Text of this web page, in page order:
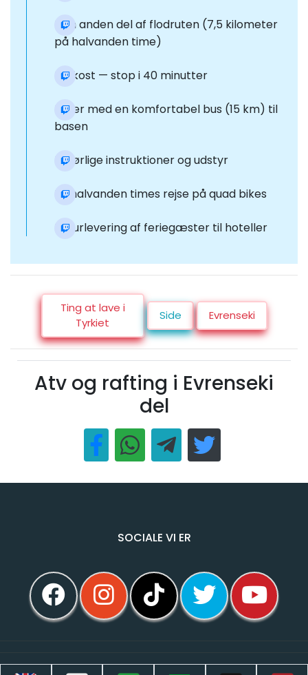
Den anden del af flodruten (7,5 kilometer
på halvanden time)
Frokost — stop i 40 minutter
Kører med en komfortabel bus (15 km) til
basen
Udførlige instruktioner og udstyr
En halvanden times rejse på quad bikes
Returlevering af feriegæster til hoteller
Ting at lave i
Tyrkiet
Side Evrenseki
Atv og rafting i Evrenseki
del
SOCIALE VI ER